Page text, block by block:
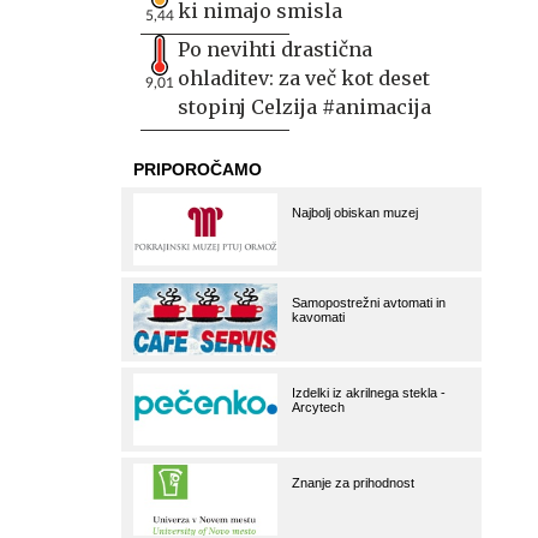
5,44 ki nimajo smisla
9,01
Po nevihti drastična
ohladitev: za več kot deset
stopinj Celzija #animacija